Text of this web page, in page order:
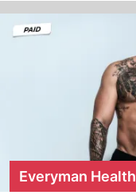
Everyman Health